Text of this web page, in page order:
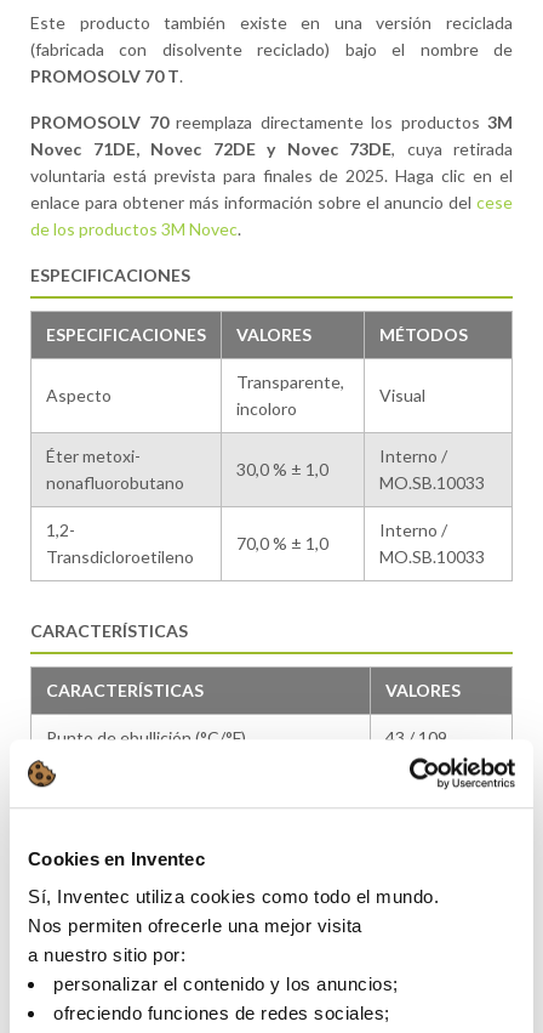
Cookies en Inventec
Sí, Inventec utiliza cookies como todo el mundo.
Nos permiten ofrecerle una mejor visita
a nuestro sitio por:
personalizar el contenido y los anuncios;
ofreciendo funciones de redes sociales;
Este producto también existe en una versión reciclada
(fabricada con disolvente reciclado) bajo el nombre de
PROMOSOLV 70 T.
PROMOSOLV 70reemplaza directamente los productos 3M
Novec 71DE, Novec 72DE y Novec 73DE, cuya retirada
voluntaria está prevista para finales de 2025. Haga clic en el
enlace para obtener más información sobre el anuncio del cese
de los productos 3M Novec.
ESPECIFICACIONES
ESPECIFICACIONES VALORES MÉTODOS
Aspecto
Transparente,
incoloro
Visual
Éter metoxi-
nonafluorobutano
30,0 % ± 1,0
Interno /
MO.SB.10033
1,2-
Transdicloroetileno
70,0 % ± 1,0
Interno /
MO.SB.10033
CARACTERÍSTICAS
CARACTERÍSTICAS VALORES
Punto de ebullición (°C/°F) 43 / 109
Tensión superficial (dinas/cm)
Pureza (% peso)
Viscosidad dinámica (mPa.s) 0,50